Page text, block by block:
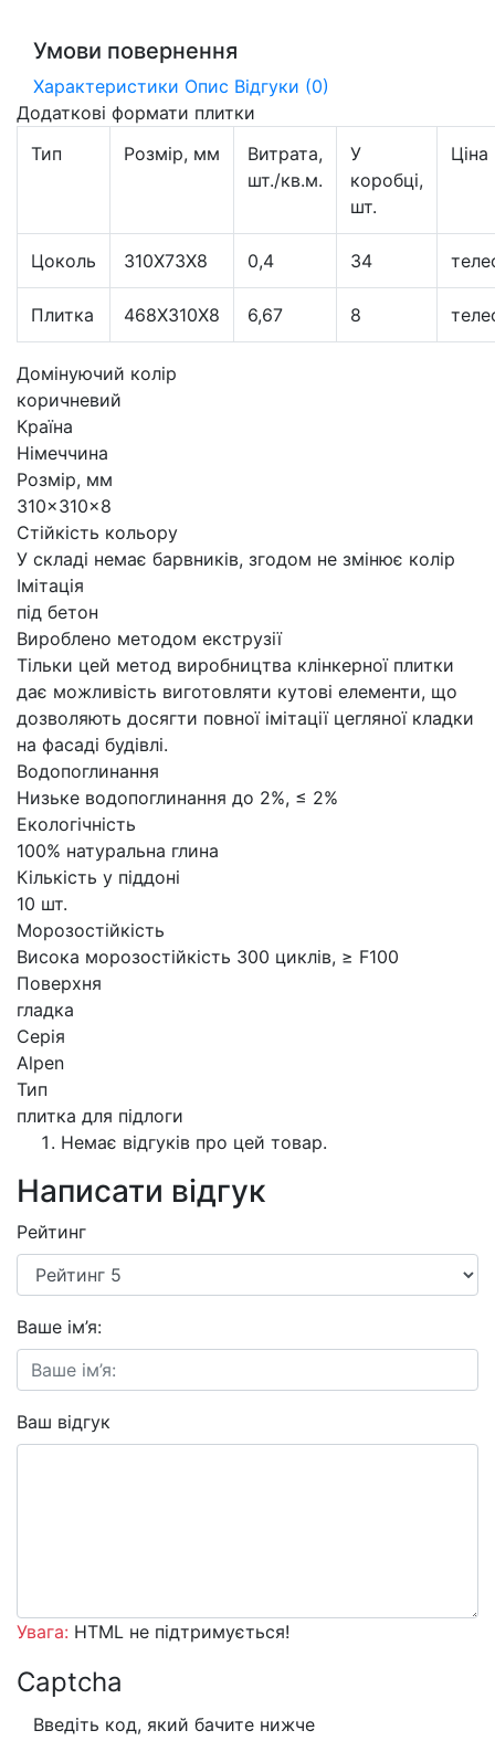
Умови повернення
Характеристики Опис Відгуки (0)
Додаткові формати плитки
Тип
Розмір, мм
Витрата,
шт./кв.м.
У
коробці,
шт.
Ціна
Цоколь 310X73X8 0,4 34
Плитка 468Х310Х8 6,67 8
Домінуючий колір
коричневий
Країна
Німеччина
Розмір, мм
310×310×8
Стійкість кольору
У складі немає барвників, згодом не змінює колір
Імітація
під бетон
Вироблено методом екструзії
Тільки цей метод виробництва клінкерної плитки
дає можливість виготовляти кутові елементи, що
дозволяють досягти повної імітації цегляної кладки
на фасаді будівлі.
Водопоглинання
Низьке водопоглинання до 2%, ≤ 2%
Екологічність
100% натуральна глина
Кількість у піддоні
10 шт.
Морозостійкість
Висока морозостійкість 300 циклів, ≥ F100
Поверхня
гладка
Серія
Alpen
Тип
плитка для підлоги
Немає відгуків про цей товар.
Написати відгук
Рейтинг
Ваше ім’я:
Ваш відгук
Увага: HTML не підтримується!
Captcha
Введіть код, який бачите нижче